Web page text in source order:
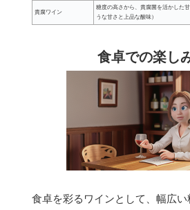
貴腐ワイン
糖度の高さから、貴腐菌を活かした
うな甘さと上品な酸味）
食卓での楽し
食卓を彩るワインとして、幅広